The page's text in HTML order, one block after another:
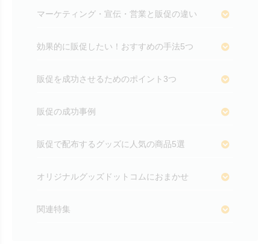
マーケティング・宣伝・営業と販促の違い
効果的に販促したい！おすすめの手法5つ
販促を成功させるためのポイント3つ
販促の成功事例
販促で配布するグッズに人気の商品5選
オリジナルグッズドットコムにおまかせ
関連特集